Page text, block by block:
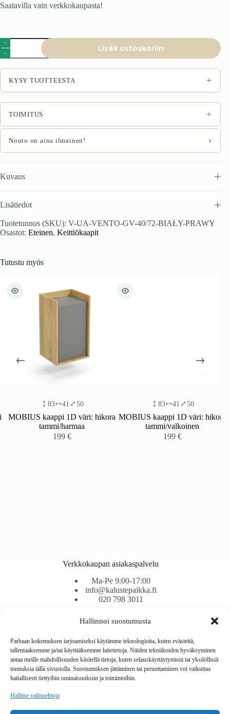
Hallinnoi suostumusta
Parhaan kokemuksen tarjoamiseksi käytämme teknologioita, kuten evästeitä,
tallentaaksemme ja/tai käyttääksemme laitetietoja. Näiden tekniikoiden hyväksyminen
antaa meille mahdollisuuden käsitellä tietoja, kuten selauskäyttäytymistä tai yksilöllisiä
tunnuksia tällä sivustolla. Suostumuksen jättäminen tai peruuttaminen voi vaikuttaa
haitallisesti tiettyihin ominaisuuksiin ja toimintoihin.
Hallitse vaihtoehtoja
Saatavilla vain verkkokaupasta!
VENTO
GV-
40/72
yläkaappi,
väri:
valkoinen
määrä
Lisää ostoskoriin
KYSY TUOTTEESTA +
TOIMITUS +
Nouto on aina ilmainen! ›
Kuvaus
Lisätiedot
Tuotetunnus (SKU): V-UA-VENTO-GV-40/72-BIAŁY-PRAWY
Osastot: Eteinen, Keittiökaapit
Tutustu myös
83 41 50
MOBIUS kaappi 1D väri: hikora
tammi/harmaa
199€
83 41 50
MOBIUS kaappi 1D väri: hikora
tammi/valkoinen
199€
Verkkokaupan asiakaspalvelu
Ma-Pe 9:00-17:00
info@kalustepaikka.fi
020 798 3011
Tavarantoimitus / Maksutavat
Toimitustavat
Maksutavat
Vaihto ja palautus
Reklamaatiot